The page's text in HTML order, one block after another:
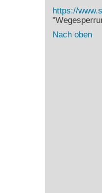
https://
Nach oben